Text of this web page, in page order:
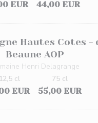
EUR
44,00 EUR
Hautes Cotes -
Beaune AOP
Henri Delagrange
EUR
12,5 cl
55,00 EUR
75 cl